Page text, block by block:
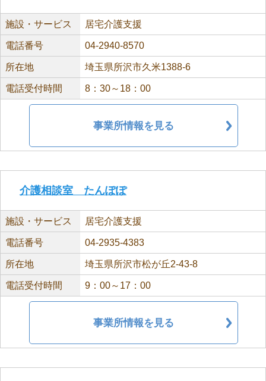
施設・サービス 居宅介護支援
電話番号 04-2940-8570
所在地 埼玉県所沢市久米1388-6
電話受付時間 8：30～18：00
事業所情報を見る
介護相談室 たんぽぽ
施設・サービス 居宅介護支援
電話番号 04-2935-4383
所在地 埼玉県所沢市松が丘2-43-8
電話受付時間 9：00～17：00
事業所情報を見る